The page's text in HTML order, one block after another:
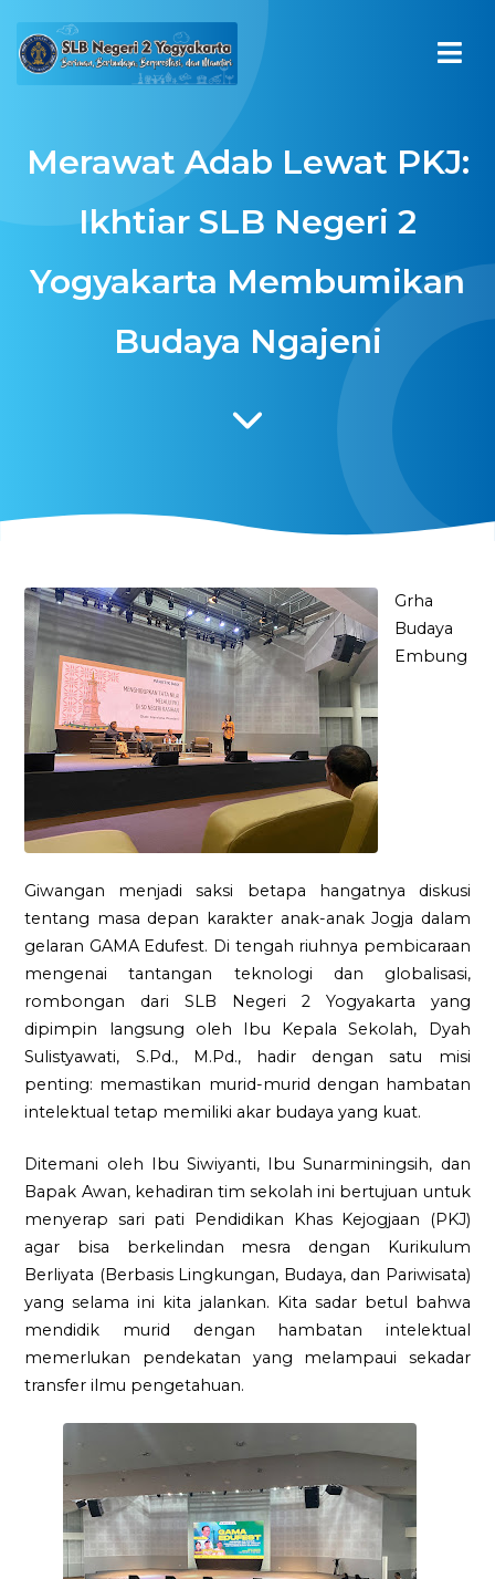
Merawat Adab Lewat PKJ:
Ikhtiar SLB Negeri 2
Yogyakarta Membumikan
Budaya Ngajeni
Grha
Budaya
Embung
Giwangan menjadi saksi betapa hangatnya diskusi
tentang masa depan karakter anak-anak Jogja dalam
gelaran GAMA Edufest. Di tengah riuhnya pembicaraan
mengenai tantangan teknologi dan globalisasi,
rombongan dari SLB Negeri 2 Yogyakarta yang
dipimpin langsung oleh Ibu Kepala Sekolah, Dyah
Sulistyawati, S.Pd., M.Pd., hadir dengan satu misi
penting: memastikan murid-murid dengan hambatan
intelektual tetap memiliki akar budaya yang kuat.
Ditemani oleh Ibu Siwiyanti, Ibu Sunarminingsih, dan
Bapak Awan, kehadiran tim sekolah ini bertujuan untuk
menyerap sari pati Pendidikan Khas Kejogjaan (PKJ)
agar bisa berkelindan mesra dengan Kurikulum
Berliyata (Berbasis Lingkungan, Budaya, dan Pariwisata)
yang selama ini kita jalankan. Kita sadar betul bahwa
mendidik murid dengan hambatan intelektual
memerlukan pendekatan yang melampaui sekadar
transfer ilmu pengetahuan.